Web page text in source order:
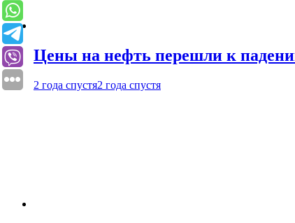
Цены на нефть перешли к
2 года спустя2 года спустя